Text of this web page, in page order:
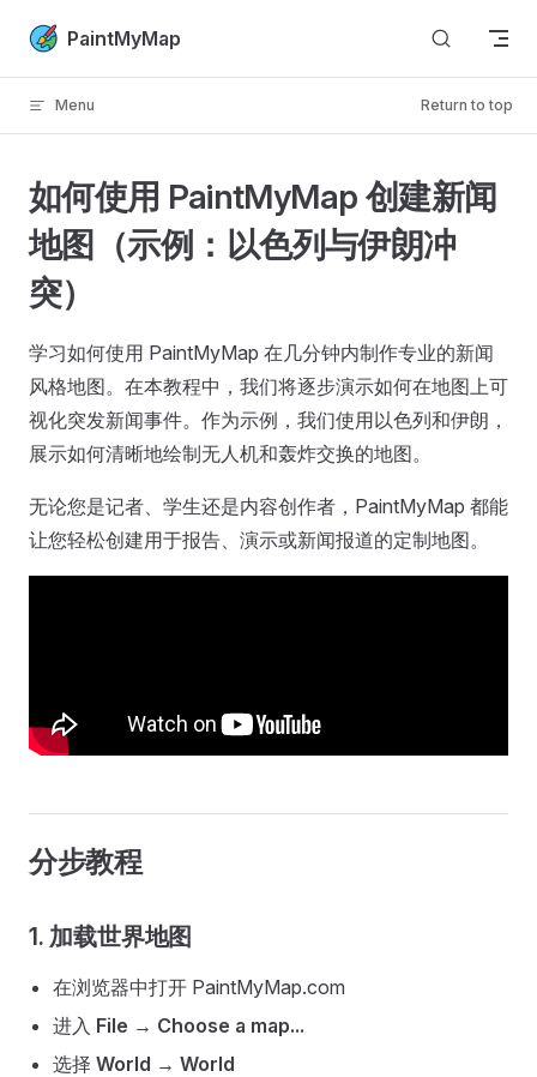
Skip to content
PaintMyMap
Menu Return to top
如何使用 PaintMyMap 创建新闻
地图（示例：以色列与伊朗冲
突）
学习如何使用 PaintMyMap 在几分钟内制作专业的新闻
风格地图。在本教程中，我们将逐步演示如何在地图上可
视化突发新闻事件。作为示例，我们使用以色列和伊朗，
展示如何清晰地绘制无人机和轰炸交换的地图。
无论您是记者、学生还是内容创作者，PaintMyMap 都能
让您轻松创建用于报告、演示或新闻报道的定制地图。
分步教程
1. 加载世界地图
在浏览器中打开 PaintMyMap.com
进入 File → Choose a map...
选择 World → World